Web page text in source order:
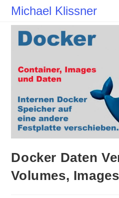
Zum
springen
Michael Klissner
Docker Daten
Volumes,